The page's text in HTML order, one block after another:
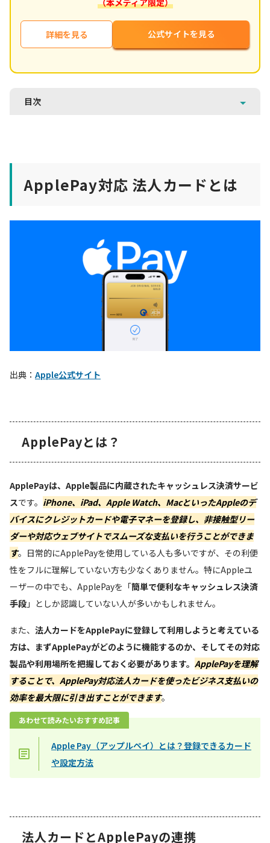
（本メディア限定）
詳細を見る 公式サイトを見る
目次
ApplePay対応 法人カードとは
出典： Apple公式サイト
ApplePayとは？
ApplePayは、Apple製品に内蔵されたキャッシュレス決済サービ
スです。 iPhone、iPad、Apple Watch、MacといったAppleのデ
バイスにクレジットカードや電子マネーを登録し、非接触型リー
ダーや対応ウェブサイトでスムーズな支払いを行うことができま
す。日常的にApplePayを使用している人も多いですが、その利便
性をフルに理解していない方も少なくありません。特にAppleユ
ーザーの中でも、ApplePayを「簡単で便利なキャッシュレス決済
手段 」としか認識していない人が多いかもしれません。
また、 法人カードをApplePayに登録して利用しようと考えている
方は、まずApplePayがどのように機能するのか、そしてその対応
製品や利用場所を把握しておく必要があります。 ApplePayを理解
することで、ApplePay対応法人カードを使ったビジネス支払いの
効率を最大限に引き出すことができます。
あわせて読みたいおすすめ記事
Apple Pay（アップルペイ）とは？登録できるカード
や設定方法
法人カードとApplePayの連携